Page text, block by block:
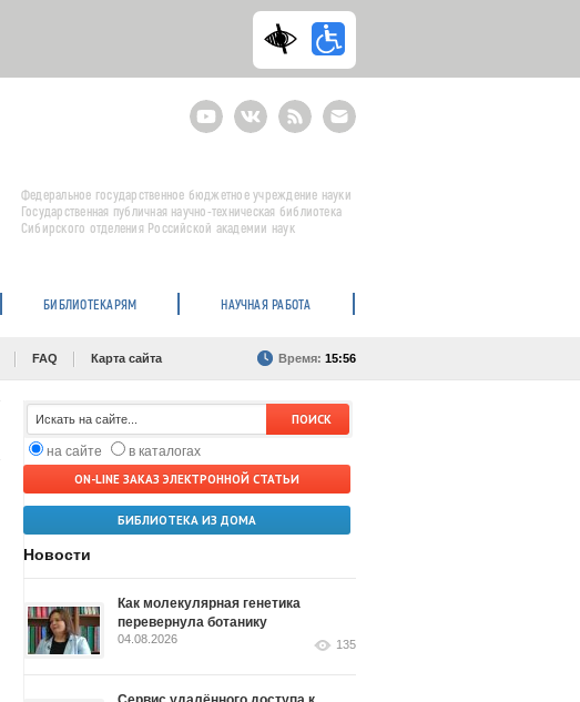
YoutubeВКонтактеRSS
E-
mail
подписка
Федеральное государственное бюджетное учреждение науки
Государственная публичная научно-техническая библиотека
Сибирского отделения Российской академии наук
БИБЛИОТЕКАРЯМ НАУЧНАЯ РАБОТА
FAQ Карта сайта Время: 15:56
на сайте
в каталогах
ON-LINE ЗАКАЗ ЭЛЕКТРОННОЙ СТАТЬИ
БИБЛИОТЕКА ИЗ ДОМА
Новости
Как молекулярная генетика
перевернула ботанику
04.08.2026 135